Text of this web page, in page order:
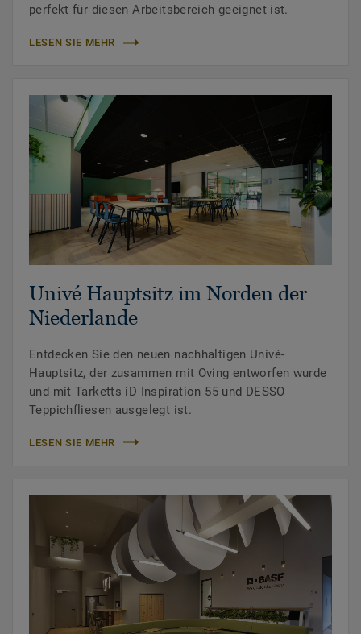
perfekt für diesen Arbeitsbereich geeignet ist.
LESEN SIE MEHR
Univé Hauptsitz im Norden der
Niederlande
Entdecken Sie den neuen nachhaltigen Univé-
Hauptsitz, der zusammen mit Oving entworfen wurde
und mit Tarketts iD Inspiration 55 und DESSO
Teppichfliesen ausgelegt ist.
LESEN SIE MEHR